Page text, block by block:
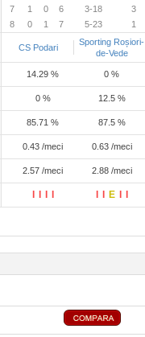
7 1 0 6 3-18 3
8 0 1 7 5-23 1
CS Podari
Sporting Roșiori-
de-Vede
14.29 % 0 %
0 % 12.5 %
85.71 % 87.5 %
0.43 /meci 0.63 /meci
2.57 /meci 2.88 /meci
E